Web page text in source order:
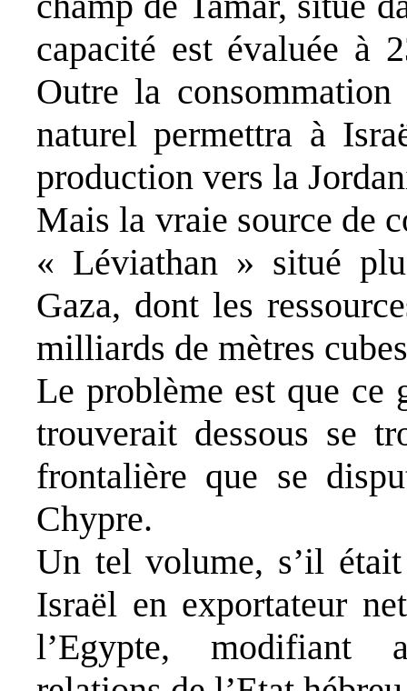
capacité est évaluée à
Outre la
naturel permettra à
production vers la
Mais la vraie source de
« Léviathan » situé
Gaza, dont les
milliards de mètres
Le problème est que ce
trouverait dessous se
frontalière que se
Chypre.
Un tel volume, s’il
Israël en exportateur
l’Egypte, modifiant